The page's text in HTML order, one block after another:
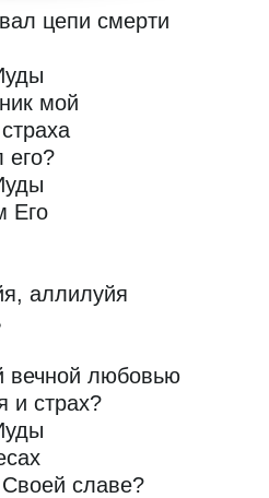
цепи смерти
мой
Его
аллилуйя
вечной любовью
и страх?
Своей славе?